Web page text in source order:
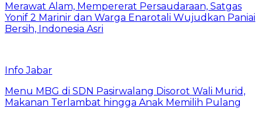
Merawat Alam, Mempererat Persaudaraan, Satgas
Yonif 2 Marinir dan Warga Enarotali Wujudkan Paniai
Bersih, Indonesia Asri
Info Jabar
Menu MBG di SDN Pasirwalang Disorot Wali Murid,
Makanan Terlambat hingga Anak Memilih Pulang